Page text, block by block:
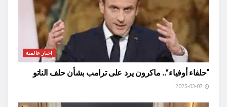
اخبار عالمية
“حلفاء أوفياء”.. ماكرون يرد على ترامب بشأن حلف الناتو